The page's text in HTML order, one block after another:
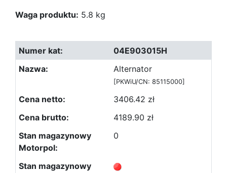
Waga produktu: 5.8 kg
04E903015H
Alternator
[PKWiU/CN: 85115000]
3406.42 zł
4189.90 zł
0